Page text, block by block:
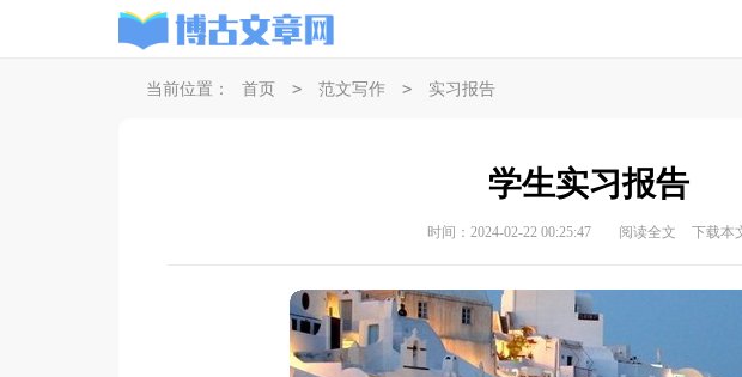
当前位置： 首页 > 范文写作 > 实习报告
学生实习报告
时间：2024-02-22 00:25:47 阅读全文 下载本